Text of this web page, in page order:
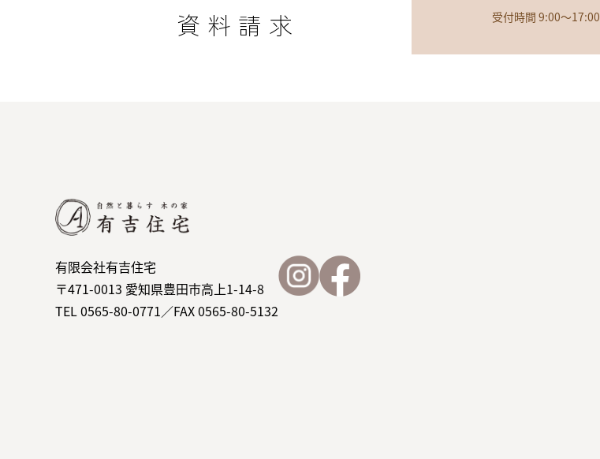
資料請求
受付時間 9:00～17:00
有限会社有吉住宅
〒471-0013 愛知県豊田市高上1-14-8
TEL 0565-80-0771／FAX 0565-80-5132